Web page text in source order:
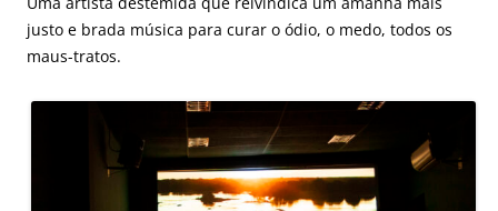
justo e brada música para curar o ódio, o medo, todos os
maus-tratos.